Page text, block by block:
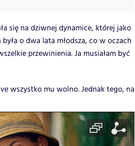
się na dziwnej dynamice, której jako
o dwa lata młodsza, co w oczach
przewinienia. Ja musiałam być
wszystko mu wolno. Jednak tego, na